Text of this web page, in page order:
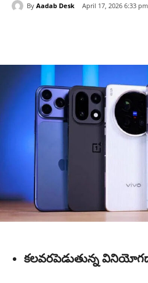
By Aadab Desk April 17, 2026 6:33 pm
కలవరపెడుతున్న